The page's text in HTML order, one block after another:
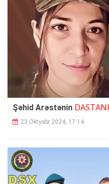
Şəhid Arəstənin DASTANI
23 Oktyabr 2024, 17:14